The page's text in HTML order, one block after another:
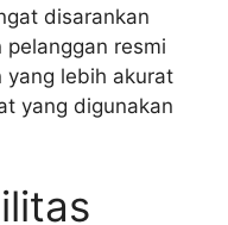
disarankan
resmi
yang lebih akurat
yang digunakan